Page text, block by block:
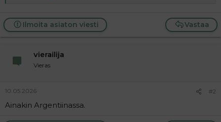
j
a
Vastaa
Ilmoita asiaton viesti
vierailija
Vieras
10.05.2026 #2
Ainakin Argentiinassa.